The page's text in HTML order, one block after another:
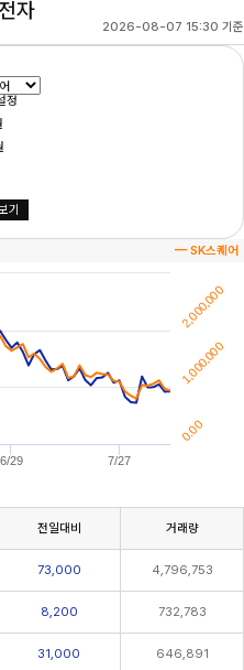
자
2026-08-07 15:30 기준
정
기
━ SK스퀘어
6/29 7/27
0.00
1,000,000
2,000,000
전일대비 거래량
73,000 4,796,753
8,200 732,783
31,000 646,891